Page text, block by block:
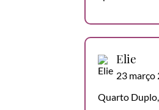
Elie
23 março
Quarto Duplo,